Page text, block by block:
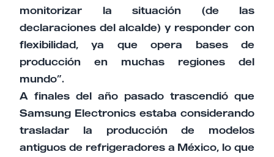
monitorizar la situación (de las
declaraciones del alcalde) y responder con
flexibilidad, ya que opera bases de
producción en muchas regiones del
mundo”.
A finales del año pasado trascendió que
Samsung Electronics estaba considerando
trasladar la producción de modelos
antiguos de refrigeradores a México, lo que